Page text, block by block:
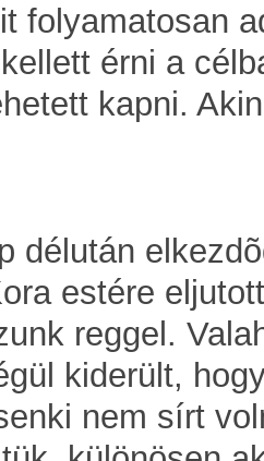
folyamatosan
érni a
kapni.
délután
estére
reggel.
kiderült,
nem sírt